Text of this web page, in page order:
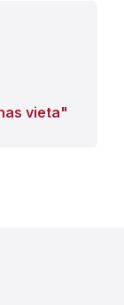
vieta"